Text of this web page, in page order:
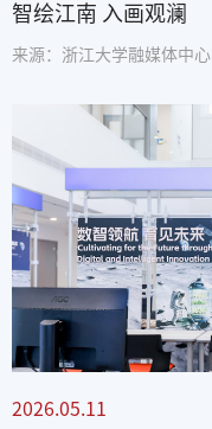
智绘江南 入画观澜
来源：浙江大学融媒体中心
2026.05.11